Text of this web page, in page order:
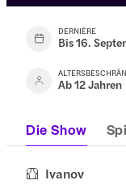
DERNIÈRE
Bis 16.
Ab 12 Jahren
Die Show
Ivanov